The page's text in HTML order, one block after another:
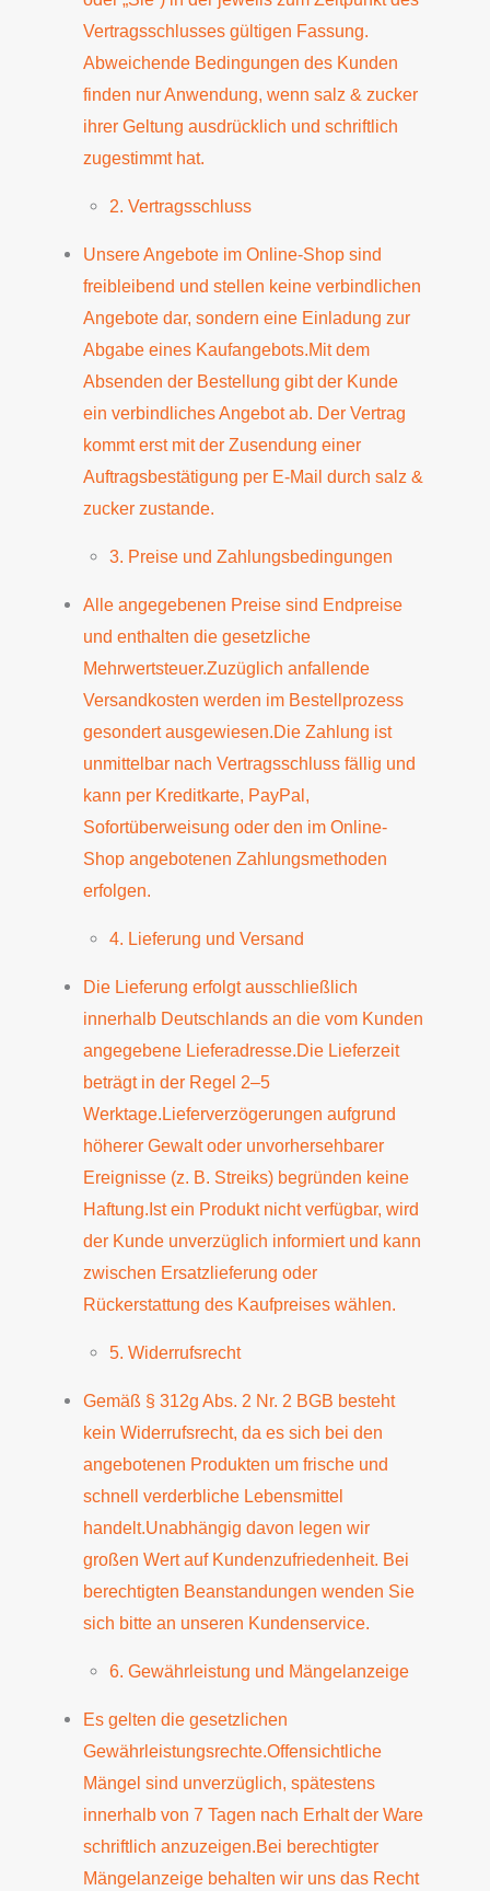
Vertragsschlusses gültigen Fassung.
Abweichende Bedingungen des Kunden
finden nur Anwendung, wenn salz & zucker
ihrer Geltung ausdrücklich und schriftlich
zugestimmt hat.
2. Vertragsschluss
Unsere Angebote im Online-Shop sind
freibleibend und stellen keine verbindlichen
Angebote dar, sondern eine Einladung zur
Abgabe eines Kaufangebots.Mit dem
Absenden der Bestellung gibt der Kunde
ein verbindliches Angebot ab. Der Vertrag
kommt erst mit der Zusendung einer
Auftragsbestätigung per E-Mail durch salz &
zucker zustande.
3. Preise und Zahlungsbedingungen
Alle angegebenen Preise sind Endpreise
und enthalten die gesetzliche
Mehrwertsteuer.Zuzüglich anfallende
Versandkosten werden im Bestellprozess
gesondert ausgewiesen.Die Zahlung ist
unmittelbar nach Vertragsschluss fällig und
kann per Kreditkarte, PayPal,
Sofortüberweisung oder den im Online-
Shop angebotenen Zahlungsmethoden
erfolgen.
4. Lieferung und Versand
Die Lieferung erfolgt ausschließlich
innerhalb Deutschlands an die vom Kunden
angegebene Lieferadresse.Die Lieferzeit
beträgt in der Regel 2–5
Werktage.Lieferverzögerungen aufgrund
höherer Gewalt oder unvorhersehbarer
Ereignisse (z. B. Streiks) begründen keine
Haftung.Ist ein Produkt nicht verfügbar, wird
der Kunde unverzüglich informiert und kann
zwischen Ersatzlieferung oder
Rückerstattung des Kaufpreises wählen.
5. Widerrufsrecht
Gemäß § 312g Abs. 2 Nr. 2 BGB besteht
kein Widerrufsrecht, da es sich bei den
angebotenen Produkten um frische und
schnell verderbliche Lebensmittel
handelt.Unabhängig davon legen wir
großen Wert auf Kundenzufriedenheit. Bei
berechtigten Beanstandungen wenden Sie
sich bitte an unseren Kundenservice.
6. Gewährleistung und Mängelanzeige
Es gelten die gesetzlichen
Gewährleistungsrechte.Offensichtliche
Mängel sind unverzüglich, spätestens
innerhalb von 7 Tagen nach Erhalt der Ware
schriftlich anzuzeigen.Bei berechtigter
Mängelanzeige behalten wir uns das Recht